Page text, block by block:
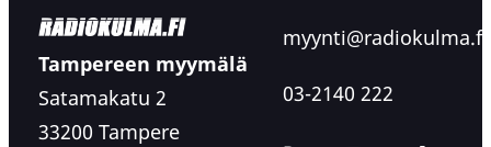
Tampereen myymälä
Satamakatu 2
33200 Tampere
myynti@radiokulma.fi
03-2140 222